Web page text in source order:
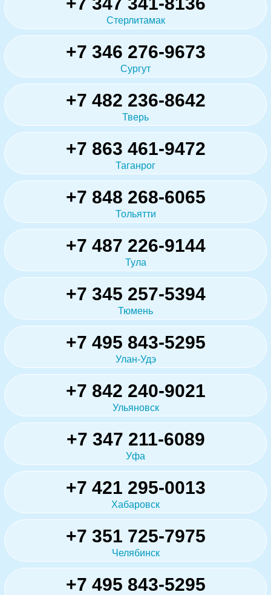
Стерлитамак
+7 346 276-9673
Сургут
+7 482 236-8642
Тверь
+7 863 461-9472
Таганрог
+7 848 268-6065
Тольятти
+7 487 226-9144
Тула
+7 345 257-5394
Тюмень
+7 495 843-5295
Улан-Удэ
+7 842 240-9021
Ульяновск
+7 347 211-6089
Уфа
+7 421 295-0013
Хабаровск
+7 351 725-7975
Челябинск
+7 495 843-5295